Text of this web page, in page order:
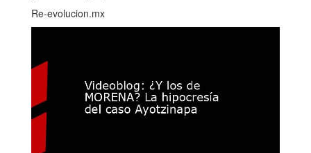
Re-evolucion.mx